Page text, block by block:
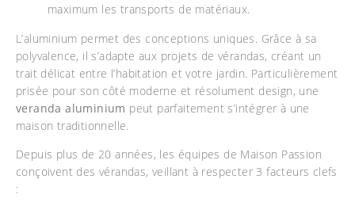
maximum les transports de matériaux.
L’aluminium permet des conceptions uniques. Grâce à sa
polyvalence, il s’adapte aux projets de vérandas, créant un
trait délicat entre l’habitation et votre jardin. Particulièrement
prisée pour son côté moderne et résolument design, une
veranda aluminium peut parfaitement s’intégrer à une
maison traditionnelle.
Depuis plus de 20 années, les équipes de Maison Passion
conçoivent des vérandas, veillant à respecter 3 facteurs clefs
: